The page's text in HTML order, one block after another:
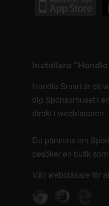
Installera
Handla Smart är ett
dig Sponsorhuset i
direkt i webbläsaren.
Du påminns om
besöker en butik
Välj webbläsare för